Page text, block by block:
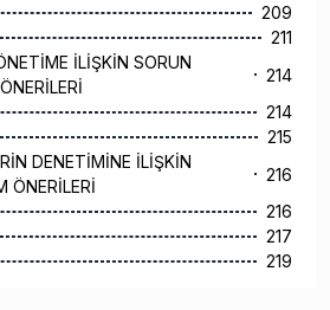
209
211
İLİŞKİN SORUN
214
214
215
DENETİMİNE İLİŞKİN
ÖNERİLERİ
216
216
217
219